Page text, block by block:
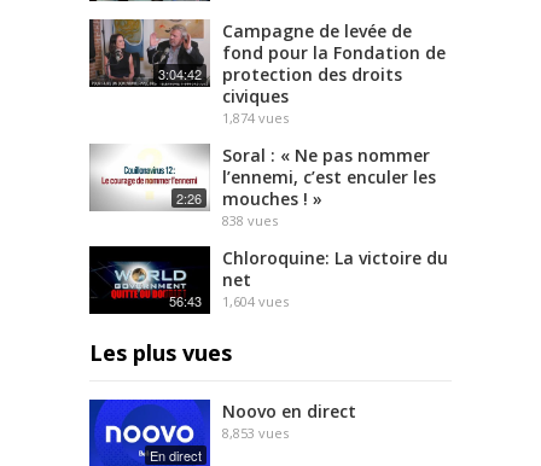
3:04:42
Campagne de levée de
fond pour la Fondation de
protection des droits
civiques
1,874 vues
2:26
Soral : « Ne pas nommer
l’ennemi, c’est enculer les
mouches ! »
838 vues
56:43
Chloroquine: La victoire du
net
1,604 vues
Les plus vues
En direct
Noovo en direct
8,853 vues